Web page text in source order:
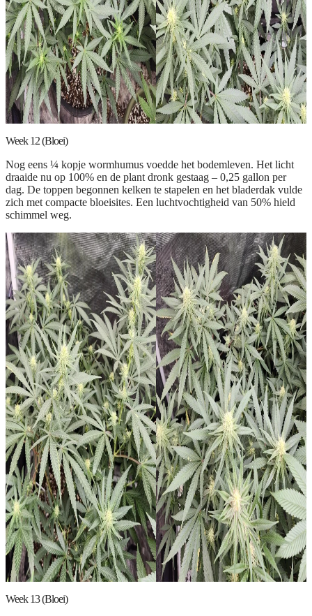
Week 12 (Bloei)
Nog eens ¼ kopje wormhumus voedde het bodemleven. Het licht
draaide nu op 100% en de plant dronk gestaag – 0,25 gallon per
dag. De toppen begonnen kelken te stapelen en het bladerdak vulde
zich met compacte bloeisites. Een luchtvochtigheid van 50% hield
schimmel weg.
Week 13 (Bloei)